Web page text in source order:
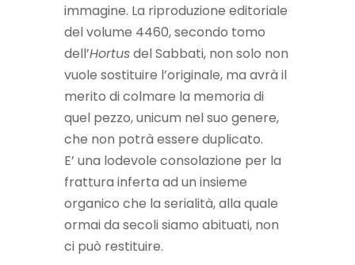
immagine. La riproduzione editoriale
del volume 4460, secondo tomo
dell’Hortusdel Sabbati, non solo non
vuole sostituire l’originale, ma avrà il
merito di colmare la memoria di
quel pezzo, unicum nel suo genere,
che non potrà essere duplicato.
E’ una lodevole consolazione per la
frattura inferta ad un insieme
organico che la serialità, alla quale
ormai da secoli siamo abituati, non
ci può restituire.